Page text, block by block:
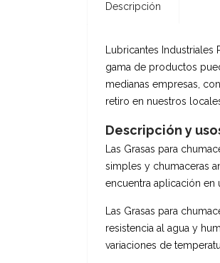
Descripción
Lubricantes
gama de productos
medianas empresas,
retiro en nuestros
Descripción y
Las Grasas para
simples y chumaceras
encuentra aplicación en
Las Grasas para
resistencia al agua y
variaciones de